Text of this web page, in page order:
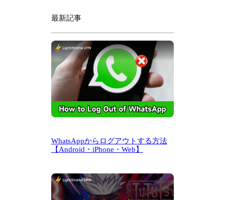
最新記事
WhatsAppからログアウトする方法
【Android・iPhone・Web】